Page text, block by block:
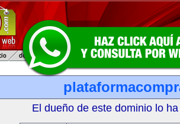
El dueño de este dominio lo